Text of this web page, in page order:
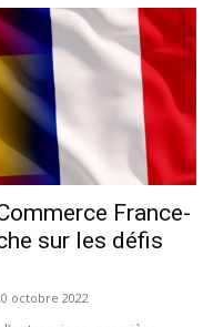
France-
sur les défis
octobre 2022